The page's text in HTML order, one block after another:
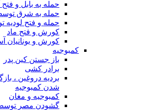
حمله به بابل و
حمله به شرق
حمله و فتح
کورش و فتح ماد
کورش و یونانیان
کمبوجیه
باز جستن کین پدر
برادر کشی
بردیه دروغین ،
شدن کمبوجیه
کمبوجیه و مغان
گشودن مصر